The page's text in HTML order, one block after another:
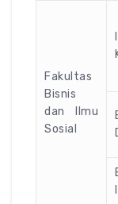
Fakultas
Bisnis
dan Ilmu
Sosial